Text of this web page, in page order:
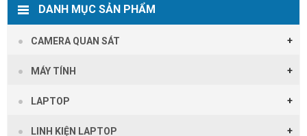
DANH MỤC SẢN PHẨM
CAMERA QUAN SÁT
MÁY TÍNH
LAPTOP
LINH KIỆN LAPTOP